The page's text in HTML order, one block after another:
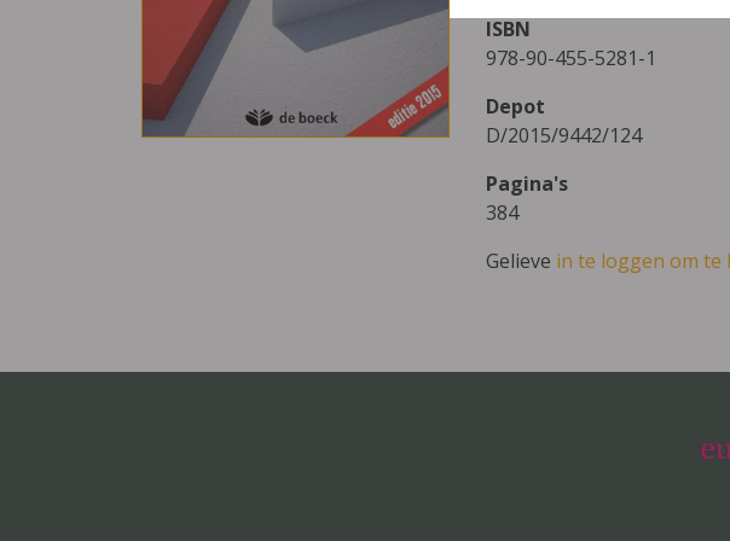
ISBN
978-90-455-5281-1
Depot
D/2015/9442/124
Pagina's
384
Gelieve in te loggen om te